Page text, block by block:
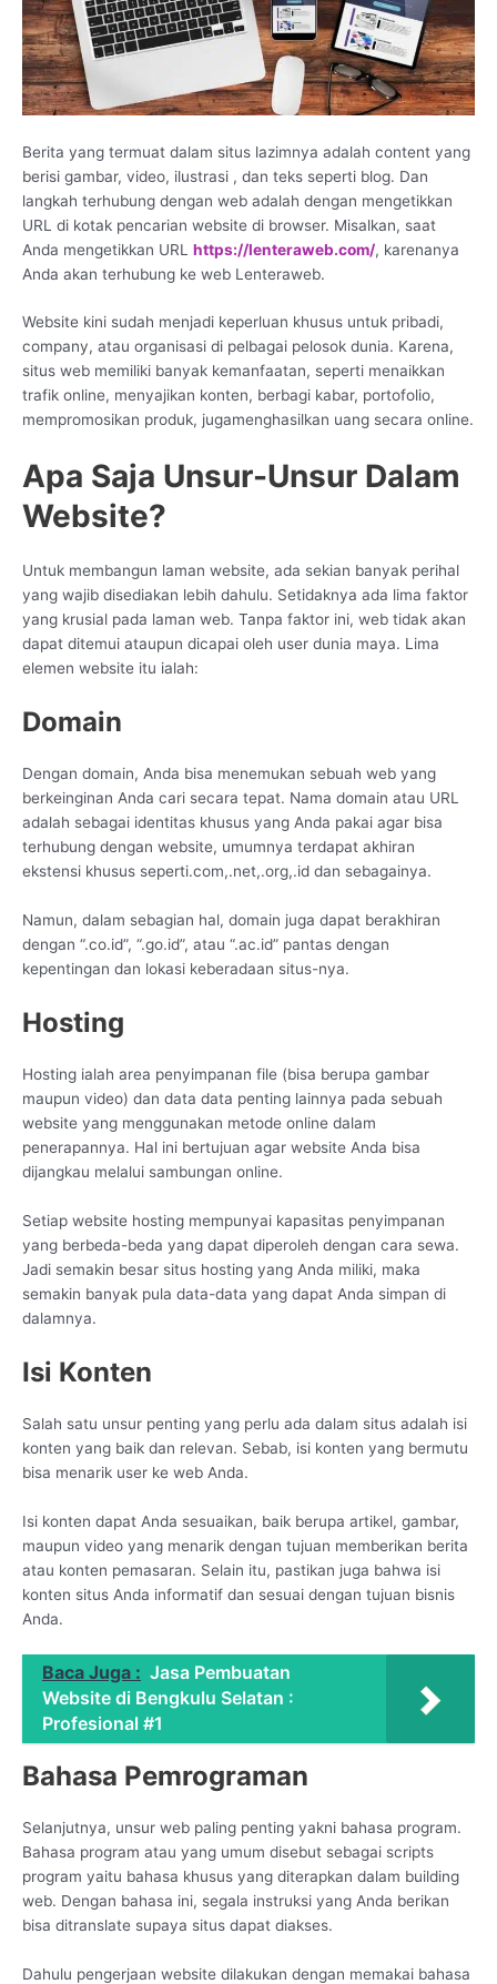
Berita yang termuat dalam situs lazimnya adalah content yang
berisi gambar, video, ilustrasi , dan teks seperti blog. Dan
langkah terhubung dengan web adalah dengan mengetikkan
URL di kotak pencarian website di browser. Misalkan, saat
Anda mengetikkan URL https://lenteraweb.com/, karenanya
Anda akan terhubung ke web Lenteraweb.
Website kini sudah menjadi keperluan khusus untuk pribadi,
company, atau organisasi di pelbagai pelosok dunia. Karena,
situs web memiliki banyak kemanfaatan, seperti menaikkan
trafik online, menyajikan konten, berbagi kabar, portofolio,
mempromosikan produk, jugamenghasilkan uang secara online.
Apa Saja Unsur-Unsur Dalam
Website?
Untuk membangun laman website, ada sekian banyak perihal
yang wajib disediakan lebih dahulu. Setidaknya ada lima faktor
yang krusial pada laman web. Tanpa faktor ini, web tidak akan
dapat ditemui ataupun dicapai oleh user dunia maya. Lima
elemen website itu ialah:
Domain
Dengan domain, Anda bisa menemukan sebuah web yang
berkeinginan Anda cari secara tepat. Nama domain atau URL
adalah sebagai identitas khusus yang Anda pakai agar bisa
terhubung dengan website, umumnya terdapat akhiran
ekstensi khusus seperti.com,.net,.org,.id dan sebagainya.
Namun, dalam sebagian hal, domain juga dapat berakhiran
dengan “.co.id”, “.go.id”, atau “.ac.id” pantas dengan
kepentingan dan lokasi keberadaan situs-nya.
Hosting
Hosting ialah area penyimpanan file (bisa berupa gambar
maupun video) dan data data penting lainnya pada sebuah
website yang menggunakan metode online dalam
penerapannya. Hal ini bertujuan agar website Anda bisa
dijangkau melalui sambungan online.
Setiap website hosting mempunyai kapasitas penyimpanan
yang berbeda-beda yang dapat diperoleh dengan cara sewa.
Jadi semakin besar situs hosting yang Anda miliki, maka
semakin banyak pula data-data yang dapat Anda simpan di
dalamnya.
Isi Konten
Salah satu unsur penting yang perlu ada dalam situs adalah isi
konten yang baik dan relevan. Sebab, isi konten yang bermutu
bisa menarik user ke web Anda.
Isi konten dapat Anda sesuaikan, baik berupa artikel, gambar,
maupun video yang menarik dengan tujuan memberikan berita
atau konten pemasaran. Selain itu, pastikan juga bahwa isi
konten situs Anda informatif dan sesuai dengan tujuan bisnis
Anda.
Baca Juga : Jasa Pembuatan
Website di Bengkulu Selatan :
Profesional #1
Bahasa Pemrograman
Selanjutnya, unsur web paling penting yakni bahasa program.
Bahasa program atau yang umum disebut sebagai scripts
program yaitu bahasa khusus yang diterapkan dalam building
web. Dengan bahasa ini, segala instruksi yang Anda berikan
bisa ditranslate supaya situs dapat diakses.
Dahulu pengerjaan website dilakukan dengan memakai bahasa